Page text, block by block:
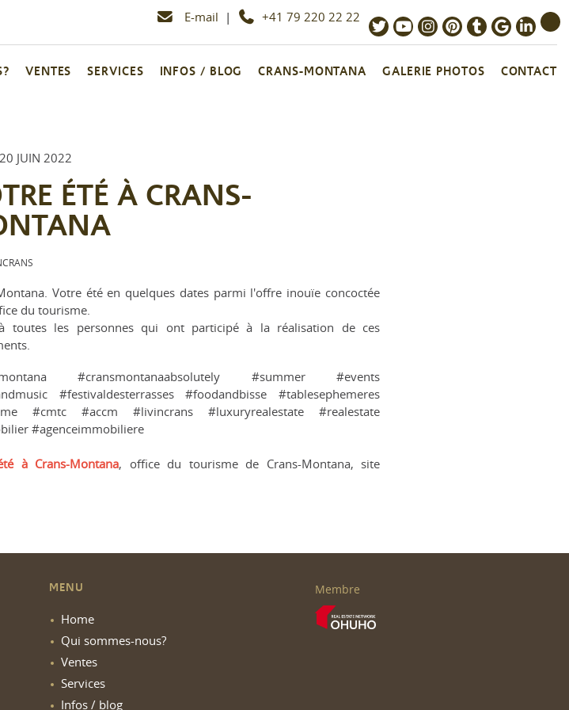
E-mail | +41 79 220 22 22
VENTES SERVICES INFOS / BLOG CRANS-MONTANA GALERIE PHOTOS CONTACT
JUIN 2022
ÉTÉ À CRANS-
Votre été en quelques dates parmi l'offre inouïe concoctée
du tourisme.
toutes les personnes qui ont participé à la réalisation de ces
#cransmontanaabsolutely #summer #events
#festivaldesterrasses #foodandbisse #tablesephemeres
#cmtc #accm #livincrans #luxuryrealestate #realestate
#agenceimmobiliere
à Crans-Montana, office du tourisme de Crans-Montana, site
Membre
MENU
Home
Qui sommes-nous?
Ventes
Services
Infos / blog